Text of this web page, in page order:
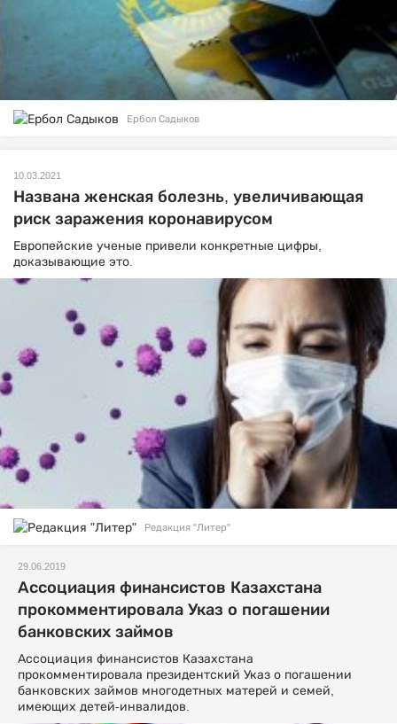
Ербол Садыков
10.03.2021
Названа женская болезнь, увеличивающая
риск заражения коронавирусом
Европейские ученые привели конкретные цифры,
доказывающие это.
Редакция "Литер"
29.06.2019
Ассоциация финансистов Казахстана
прокомментировала Указ о погашении
банковских займов
Ассоциация финансистов Казахстана
прокомментировала президентский Указ о погашении
банковских займов многодетных матерей и семей,
имеющих детей-инвалидов.